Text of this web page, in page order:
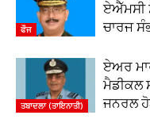
ਫੌਜ
ਏਐੱਮਸੀ
ਚਾਰਜ
ਤਬਾਦਲਾ (ਤਾਇਨਾਤੀ)
ਏਅਰ
ਮੈਡੀਕਲ
ਜਨਰਲ